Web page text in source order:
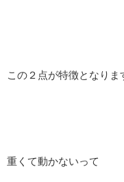
この２点が特徴となりま
重くて動かないって